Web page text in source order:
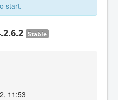
start.
Stable
11:53